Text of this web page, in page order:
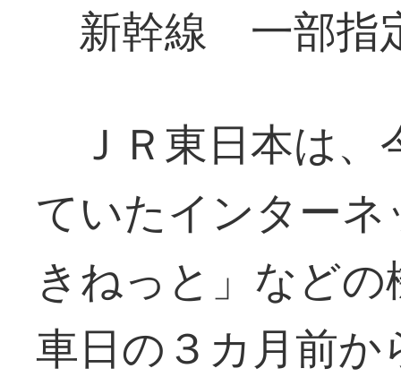
新幹線 一部指
ＪＲ東日本は、
ていたインター
きねっと」など
車日の３カ月前